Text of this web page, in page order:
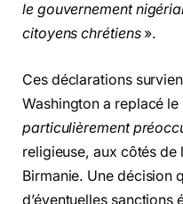
le gouvernement
citoyens chrétiens».
Ces déclarations
Washington a replacé
particulièrement
religieuse, aux côtés de
Birmanie. Une décision
d’éventuelles